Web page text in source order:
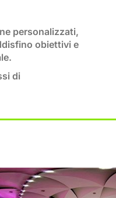
personalizzati,
obiettivi e
di